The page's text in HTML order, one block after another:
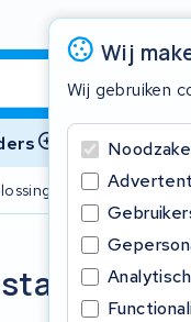
Beoordeling
Accessoires
Wij
Wij gebruiken
e-